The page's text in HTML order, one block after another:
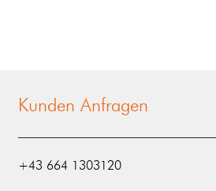
Kunden Anfragen
‭+43 664 1303120‬